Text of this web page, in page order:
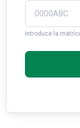
Introduce la